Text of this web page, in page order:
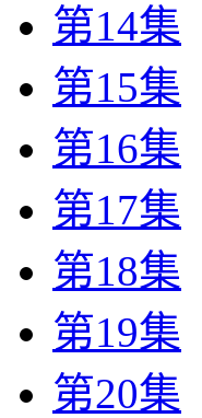
第14集
第15集
第16集
第17集
第18集
第19集
第20集